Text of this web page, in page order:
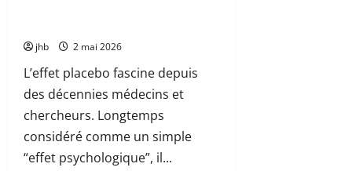
jhb 2 mai 2026
L’effet placebo fascine depuis
des décennies médecins et
chercheurs. Longtemps
considéré comme un simple
“effet psychologique”, il...